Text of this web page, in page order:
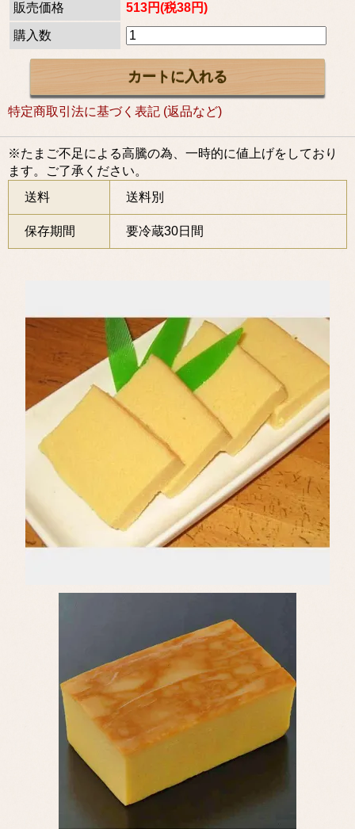
販売価格
513円(税38円)
購入数
特定商取引法に基づく表記 (返品など)
※たまご不足による高騰の為、一時的に値上げをしており
ます。ご了承ください。
送料
送料別
保存期間 要冷蔵30日間